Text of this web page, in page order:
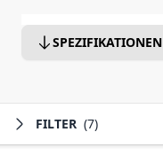
SPEZIFIKATIONEN
FILTER (7)